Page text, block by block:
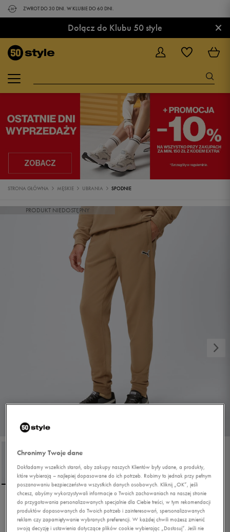
ZWROT DO 30 DNI. W KLUBIE DO 60 DNI.
Dołącz do Klubu 50 style ×
STRONA GŁÓWNA MĘSKIE UBRANIA SPODNIE
PRODUKT NIEDOSTĘPNY
PUMA SPODNIE BETTER
ESSENTIALS TR CL
Chronimy Twoje dane
Dokładamy wszelkich starań, aby zakupy naszych Klientów były udane, a produkty,
które wybierają – najlepiej dopasowane do ich potrzeb. Robimy to jednak przy pełnym
poszanowaniu bezpieczeństwa wszystkich danych osobowych. Kliknij „OK”, jeśli
chcesz, abyśmy wykorzystywali informacje o Twoich zachowaniach na naszej stronie
do przygotowania personalizowanych specjalnie dla Ciebie treści, w tym rekomendacji
produktów dopasowanych do Twoich potrzeb i zainteresowań, spersonalizowanych
reklam czy zapamiętywanie wybranych preferencji. W każdej chwili możesz zmienić
swoją decyzję i ustawienia dotyczące plików cookie wybierając „Dostosuj”. Jeśli nie